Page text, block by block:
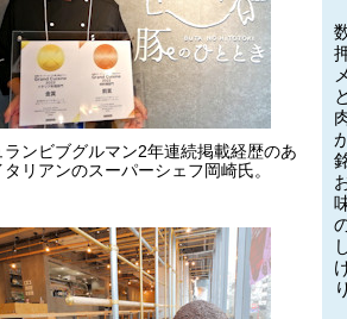
ランビブグルマン2年連続掲載経歴のあ
タリアンのスーパーシェフ岡崎氏。